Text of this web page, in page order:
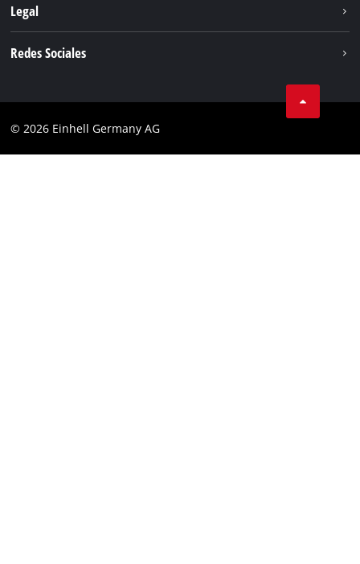
Servicio
Legal
Redes Sociales
© 2026 Einhell Germany AG